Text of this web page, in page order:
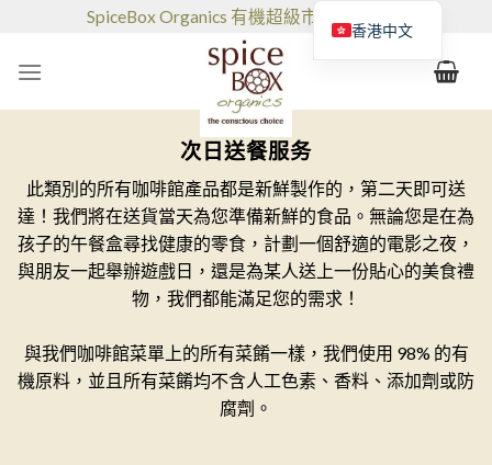
SpiceBox Organics 有機超級市場和咖啡館
次日送餐服务
此類別的所有咖啡館產品都是新鮮製作的，第二天即可送
達！我們將在送貨當天為您準備新鮮的食品。無論您是在為
孩子的午餐盒尋找健康的零食，計劃一個舒適的電影之夜，
與朋友一起舉辦遊戲日，還是為某人送上一份貼心的美食禮
物，我們都能滿足您的需求！
與我們咖啡館菜單上的所有菜餚一樣，我們使用 98% 的有
機原料，並且所有菜餚均不含人工色素、香料、添加劑或防
腐劑。
香港中文